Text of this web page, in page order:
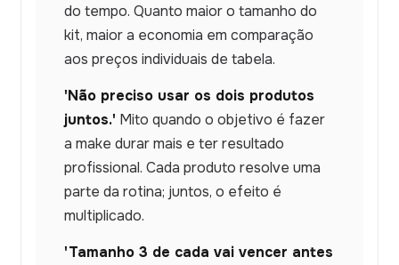
do tempo. Quanto maior o tamanho do
kit, maior a economia em comparação
aos preços individuais de tabela.
'Não preciso usar os dois produtos
juntos.' Mito quando o objetivo é fazer
a make durar mais e ter resultado
profissional. Cada produto resolve uma
parte da rotina; juntos, o efeito é
multiplicado.
'Tamanho 3 de cada vai vencer antes